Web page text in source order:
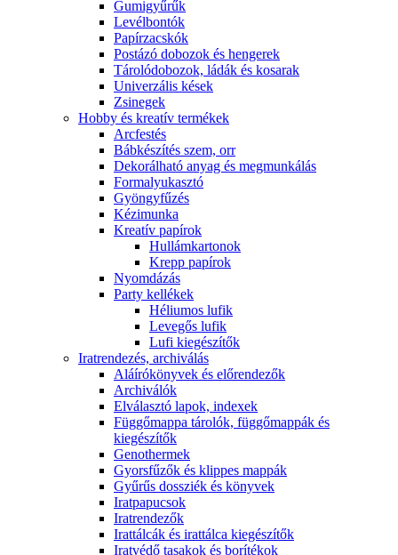
Gumigyűrűk
Levélbontók
Papírzacskók
Postázó dobozok és hengerek
Tárolódobozok, ládák és kosarak
Univerzális kések
Zsinegek
Hobby és kreatív termékek
Arcfestés
Bábkészítés szem, orr
Dekorálható anyag és megmunkálás
Formalyukasztó
Gyöngyfűzés
Kézimunka
Kreatív papírok
Hullámkartonok
Krepp papírok
Nyomdázás
Party kellékek
Héliumos lufik
Levegős lufik
Lufi kiegészítők
Iratrendezés, archiválás
Aláírókönyvek és előrendezők
Archiválók
Elválasztó lapok, indexek
Függőmappa tárolók, függőmappák és
kiegészítők
Genothermek
Gyorsfűzők és klippes mappák
Gyűrűs dossziék és könyvek
Iratpapucsok
Iratrendezők
Irattálcák és irattálca kiegészítők
Iratvédő tasakok és borítékok